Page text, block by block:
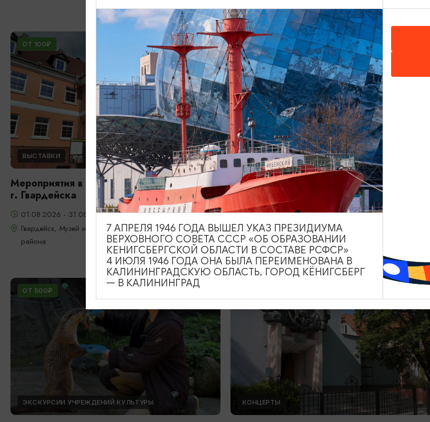
ОТ 100₽
ВЫСТАВКИ
Мероприятия в музее истории и культуры
г. Гвардейска
01.08.2026 - 31.08.2026
Гвардейск, Музей истории и культуры Гвардейского
района
ТВОРЧЕСКИЕ ВСТРЕЧИ И ЛЕКЦИИ
Музейный лекторий «Клуб
путешественников» | АВГУСТ
01.08.2026 - 30.08.2026, 16:00
Светлогорск, Морской выставочный центр г. Светлогорск
ОТ 500₽
ЭКСКУРСИИ УЧРЕЖДЕНИЙ КУЛЬТУРЫ КОНЦЕРТЫ
7 АПРЕЛЯ 1946 ГОДА ВЫШЕЛ УКАЗ ПРЕЗИДИУМА
ВЕРХОВНОГО СОВЕТА СССР «ОБ ОБРАЗОВАНИИ
КЕНИГСБЕРГСКОЙ ОБЛАСТИ В СОСТАВЕ РСФСР»
4 ИЮЛЯ 1946 ГОДА ОНА БЫЛА ПЕРЕИМЕНОВАНА В
КАЛИНИНГРАДСКУЮ ОБЛАСТЬ, ГОРОД КЁНИГСБЕРГ
— В КАЛИНИНГРАД